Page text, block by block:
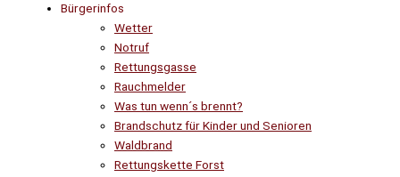
Bürgerinfos
Wetter
Notruf
Rettungsgasse
Rauchmelder
Was tun wenn´s brennt?
Brandschutz für Kinder und Senioren
Waldbrand
Rettungskette Forst